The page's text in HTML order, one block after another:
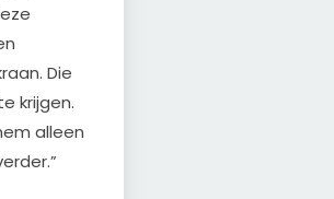
Die
krijgen.
alleen